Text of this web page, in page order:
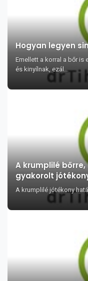
Hogyan legyen
Emellett a korral a bőr
és kinyílnak, ezál...
A krumplilé
gyakorolt
A krumplilé jótékony